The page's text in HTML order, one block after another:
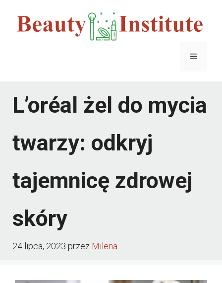
Menu
L’oréal żel do mycia
twarzy: odkryj
tajemnicę zdrowej
skóry
24 lipca, 2023 przez Milena